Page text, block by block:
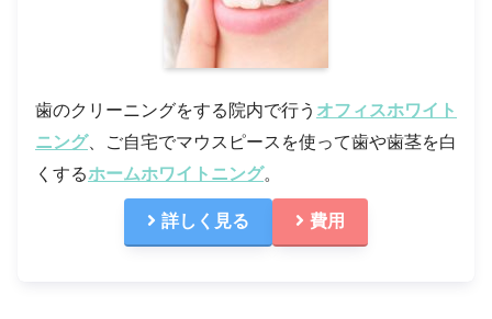
歯のクリーニングをする院内で行う オフィスホワイト
ニング、ご自宅でマウスピースを使って歯や歯茎を白
くするホームホワイトニング。
詳しく見る 費用